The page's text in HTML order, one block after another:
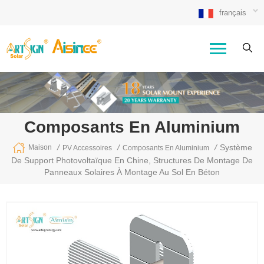
français
Composants En Aluminium
Maison / PV Accessoires / Composants En Aluminium / Système
De Support Photovoltaïque En Chine, Structures De Montage De
Panneaux Solaires À Montage Au Sol En Béton